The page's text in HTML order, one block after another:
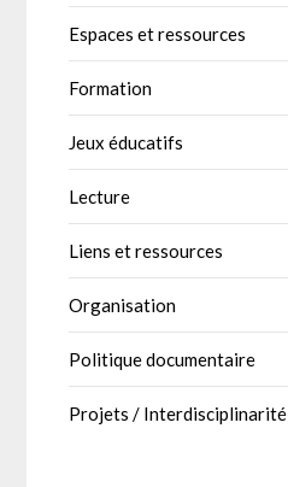
Espaces et ressources
Formation
Jeux éducatifs
Lecture
Liens et ressources
Organisation
Politique documentaire
Projets / Interdisciplinarité